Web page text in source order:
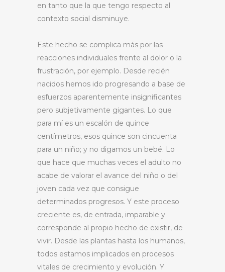
en tanto que la que tengo respecto al
contexto social disminuye.
Este hecho se complica más por las
reacciones individuales frente al dolor o la
frustración, por ejemplo. Desde recién
nacidos hemos ido progresando a base de
esfuerzos aparentemente insignificantes
pero subjetivamente gigantes. Lo que
para mí es un escalón de quince
centímetros, esos quince son cincuenta
para un niño; y no digamos un bebé. Lo
que hace que muchas veces el adulto no
acabe de valorar el avance del niño o del
joven cada vez que consigue
determinados progresos. Y este proceso
creciente es, de entrada, imparable y
corresponde al propio hecho de existir, de
vivir. Desde las plantas hasta los humanos,
todos estamos implicados en procesos
vitales de crecimiento y evolución. Y